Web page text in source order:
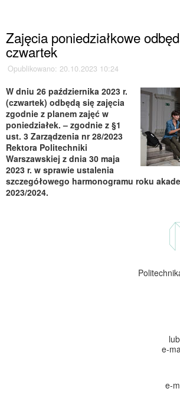
Zajęcia poniedziałkowe
czwartek
Opublikowano: 20.10.2023 10:24
W dniu 26 października 2023 r.
(czwartek) odbędą się zajęcia
zgodnie z planem zajęć w
poniedziałek. – zgodnie z §1
ust. 3 Zarządzenia nr 28/2023
Rektora Politechniki
Warszawskiej z dnia 30 maja
2023 r. w sprawie ustalenia
szczegółowego harmonogramu roku
2023/2024.
e-
e-